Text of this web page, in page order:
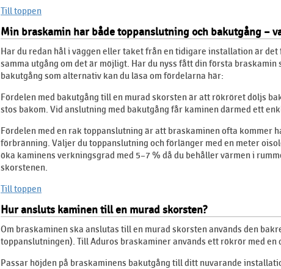
Till toppen
Min braskamin har både toppanslutning och bakutgång –
Har du redan hål i väggen eller taket från en tidigare installation är
samma utgång om det är möjligt. Har du nyss fått din första braskamin
bakutgång som alternativ kan du läsa om fördelarna här:
Fördelen med bakutgång till en murad skorsten är att rökröret döljs
stos bakom. Vid anslutning med bakutgång får kaminen därmed ett
Fördelen med en rak toppanslutning är att braskaminen ofta kommer
förbränning. Väljer du toppanslutning och förlänger med en meter
öka kaminens verkningsgrad med 5–7 % då du behåller värmen i
skorstenen.
Till toppen
Hur ansluts kaminen till en murad skorsten?
Om braskaminen ska anslutas till en murad skorsten används den
toppanslutningen). Till Aduros braskaminer används ett rökrör med en
Passar höjden på braskaminens bakutgång till ditt nuvarande